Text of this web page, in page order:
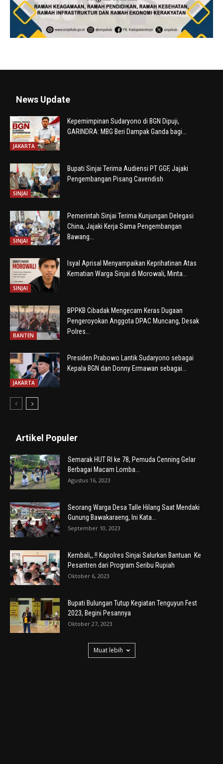
News Update
JAKARTA
Kepemimpinan Sudaryono di BGN Dipuji,
GARINDRA: MBG Beri Dampak Ganda bagi...
SINJAI
Bupati Sinjai Terima Audiensi PT GGF, Jajaki
Pengembangan Pisang Cavendish
SINJAI
Pemerintah Sinjai Terima Kunjungan Delegasi
China, Jajaki Kerja Sama Pengembangan
Bawang...
SINJAI
Isyal Aprisal Menyampaikan Keprihatinan Atas
Kematian Warga Sinjai di Morowali, Minta...
BANTEN
BPPKB Cibadak Mengecam Keras Dugaan
Pengeroyokan Anggota DPAC Muncang, Desak
Polres...
JAKARTA
Presiden Prabowo Lantik Sudaryono sebagai
Kepala BGN dan Donny Ermawan sebagai...
Artikel Populer
Semarak HUT RI ke 78, Pemuda Cenning Gelar
Berbagai Macam Lomba...
Agustus 16, 2023
Seorang Warga Desa Talle Hilang Saat Mendaki
Gunung Bawakaraeng, Ini Kata...
September 10, 2023
Kembali,,.!! Kapolres Sinjai Salurkan Bantuan Ke
Pesantren dari Program Seribu Rupiah
Oktober 6, 2023
Bupati Bulungan Tutup Kegiatan Tenguyun Fest
2023, Begini Pesannya
Oktober 27, 2023
Muat lebih